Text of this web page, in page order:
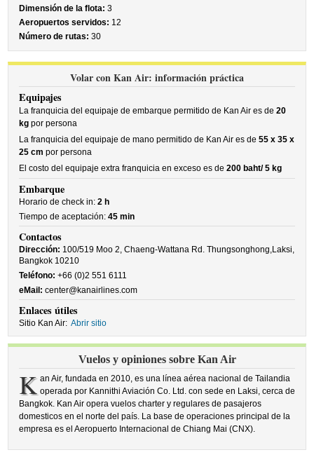
Dimensión de la flota: 3
Aeropuertos servidos: 12
Número de rutas: 30
Volar con Kan Air: información práctica
Equipajes
La franquicia del equipaje de embarque permitido de Kan Air es de20
kg por persona
La franquicia del equipaje de mano permitido de Kan Air es de55 x 35 x
25 cm por persona
El costo del equipaje extra franquicia en exceso es de200 baht/ 5 kg
Embarque
Horario de check in:2 h
Tiempo de aceptación:45 min
Contactos
Dirección: 100/519 Moo 2, Chaeng-Wattana Rd. Thungsonghong,Laksi,
Bangkok 10210
Teléfono: +66 (0)2 551 6111
eMail: center@kanairlines.com
Enlaces útiles
Sitio Kan Air: Abrir sitio
Vuelos y opiniones sobre Kan Air
K an Air, fundada en 2010, es una línea aérea nacional de Tailandia
operada por Kannithi Aviación Co. Ltd. con sede en Laksi, cerca de
Bangkok. Kan Air opera vuelos charter y regulares de pasajeros
domesticos en el norte del país. La base de operaciones principal de la
empresa es el Aeropuerto Internacional de Chiang Mai (CNX).